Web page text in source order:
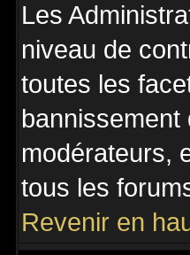
Les
niveau de
toutes les
modérateurs,
tous les
Revenir en